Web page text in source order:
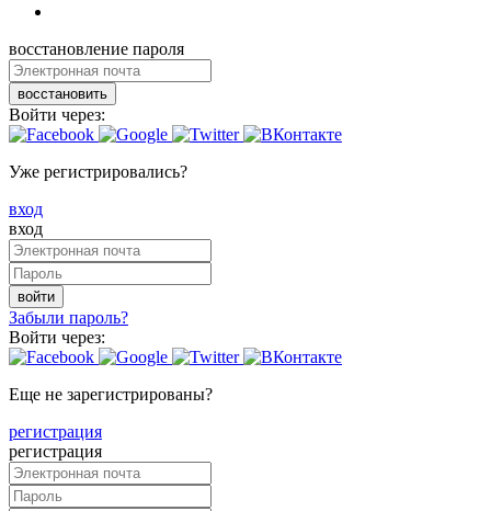
восстановление пароля
восстановить
Войти через:
Уже регистрировались?
вход
вход
войти
Забыли пароль?
Войти через:
Еще не зарегистрированы?
регистрация
регистрация